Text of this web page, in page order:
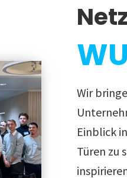
Wir
Einblick
Türen zu